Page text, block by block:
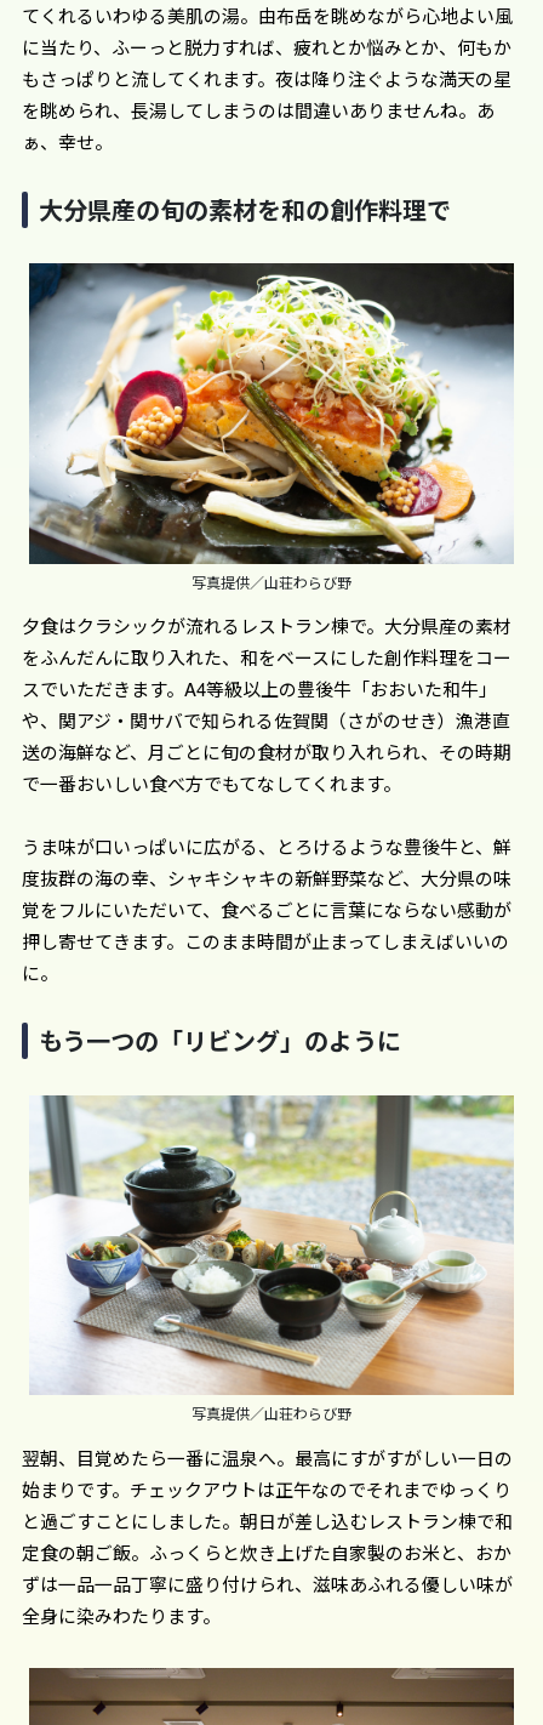
てくれるいわゆる美肌の湯。由布岳を眺めながら心地よい風
に当たり、ふーっと脱力すれば、疲れとか悩みとか、何もか
もさっぱりと流してくれます。夜は降り注ぐような満天の星
を眺められ、長湯してしまうのは間違いありませんね。あ
ぁ、幸せ。
大分県産の旬の素材を和の創作料理で
写真提供／山荘わらび野
夕食はクラシックが流れるレストラン棟で。大分県産の素材
をふんだんに取り入れた、和をベースにした創作料理をコー
スでいただきます。A4等級以上の豊後牛「おおいた和牛」
や、関アジ・関サバで知られる佐賀関（さがのせき）漁港直
送の海鮮など、月ごとに旬の食材が取り入れられ、その時期
で一番おいしい食べ方でもてなしてくれます。
うま味が口いっぱいに広がる、とろけるような豊後牛と、鮮
度抜群の海の幸、シャキシャキの新鮮野菜など、大分県の味
覚をフルにいただいて、食べるごとに言葉にならない感動が
押し寄せてきます。このまま時間が止まってしまえばいいの
に。
もう一つの「リビング」のように
写真提供／山荘わらび野
翌朝、目覚めたら一番に温泉へ。最高にすがすがしい一日の
始まりです。チェックアウトは正午なのでそれまでゆっくり
と過ごすことにしました。朝日が差し込むレストラン棟で和
定食の朝ご飯。ふっくらと炊き上げた自家製のお米と、おか
ずは一品一品丁寧に盛り付けられ、滋味あふれる優しい味が
全身に染みわたります。